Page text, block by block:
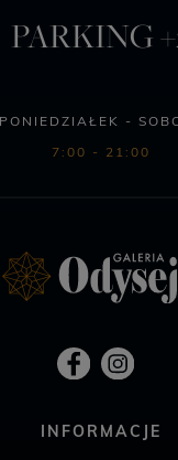
PARKING
PONIEDZIAŁEK -
7:00 - 21:00
INFORMACJE